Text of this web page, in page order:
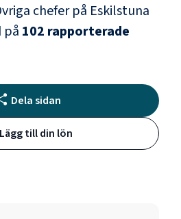
cheferpå Eskilstuna
på 102 rapporterade
Dela sidan
Lägg till din lön